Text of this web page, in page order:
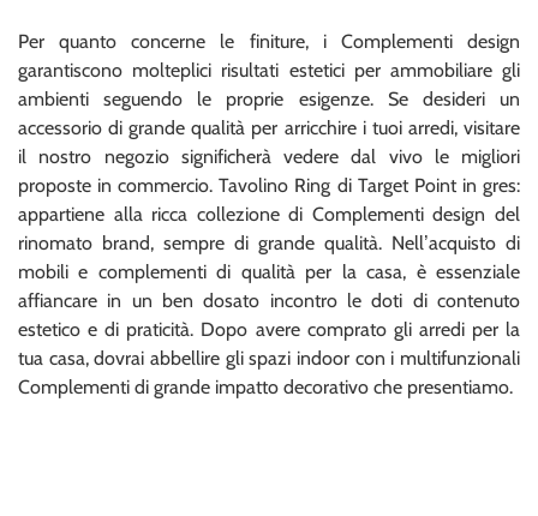
Per quanto concerne le finiture, i Complementi design
garantiscono molteplici risultati estetici per ammobiliare gli
ambienti seguendo le proprie esigenze. Se desideri un
accessorio di grande qualità per arricchire i tuoi arredi, visitare
il nostro negozio significherà vedere dal vivo le migliori
proposte in commercio. Tavolino Ring di Target Point in gres:
appartiene alla ricca collezione di Complementi design del
rinomato brand, sempre di grande qualità. Nell’acquisto di
mobili e complementi di qualità per la casa, è essenziale
affiancare in un ben dosato incontro le doti di contenuto
estetico e di praticità. Dopo avere comprato gli arredi per la
tua casa, dovrai abbellire gli spazi indoor con i multifunzionali
Complementi di grande impatto decorativo che presentiamo.